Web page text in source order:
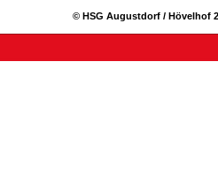
© HSG Augustdorf / Hövelhof